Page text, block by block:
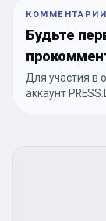
КОММЕНТАРИИ
Будьте
Для участия в
аккаунт